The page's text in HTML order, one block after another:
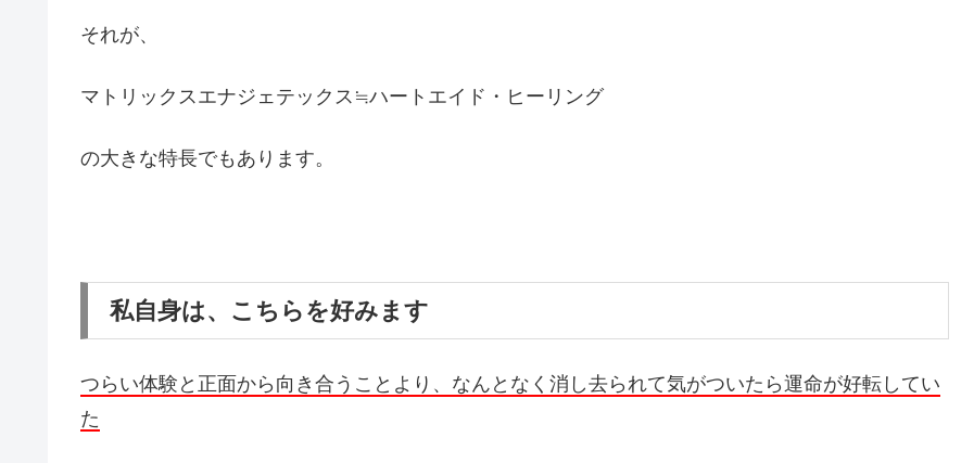
それが、
マトリックスエナジェテックス≒ハートエイド・ヒーリング
の大きな特長でもあります。
私自身は、こちらを好みます
つらい体験と正面から向き合うことより、なんとなく消し去られて気がついたら運命が好転してい
た